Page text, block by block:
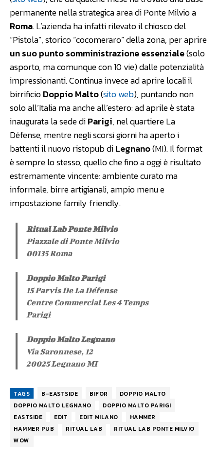
permanente nella strategica area di Ponte Milvio a
Roma. L’azienda ha infatti rilevato il chiosco del
“Pistola”, storico “cocomeraro” della zona, per aprire
un suo punto somministrazione essenziale(solo
asporto, ma comunque con 10 vie) dalle potenzialità
impressionanti. Continua invece ad aprire locali il
birrificioDoppio Malto(sito web), puntando non
solo all’Italia ma anche all’estero: ad aprile è stata
inaugurata la sede diParigi, nel quartiere La
Défense, mentre negli scorsi giorni ha aperto i
battenti il nuovo ristopub diLegnano(MI). Il format
è sempre lo stesso, quello che fino a oggi è risultato
estremamente vincente: ambiente curato ma
informale, birre artigianali, ampio menu e
impostazione family friendly.
Ritual Lab Ponte Milvio
Piazzale di Ponte Milvio
00135 Roma
Doppio Malto Parigi
15 Parvis De La Défense
Centre Commercial Les 4 Temps
Parigi
Doppio Malto Legnano
Via Saronnese, 12
20025 Legnano MI
TAGS B-EASTSIDE BIFOR
DOPPIO MALTO
DOPPIO MALTO LEGNANO
DOPPIO MALTO PARIGI
EASTSIDE
EDIT EDIT MILANO
HAMMER
HAMMER PUB
RITUAL LAB
RITUAL LAB PONTE MILVIO
WOW